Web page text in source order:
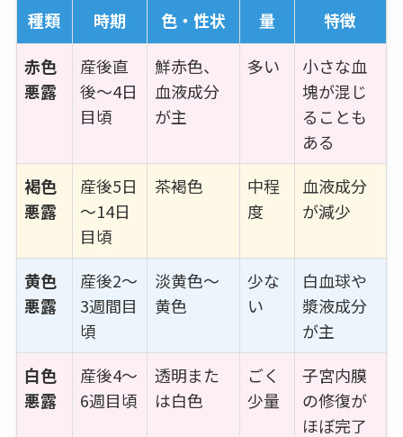
種類 時期 色・性状 量
特徴
赤色
悪露
産後直
後～4日
目頃
鮮赤色、
血液成分
が主
多い
小さな血
塊が混じ
ることも
ある
褐色
悪露
産後5日
～14日
目頃
茶褐色
中程
度
血液成分
が減少
黄色
悪露
産後2～
3週間目
頃
淡黄色～
黄色
少な
い
白血球や
漿液成分
が主
白色
悪露
産後4～
6週目頃
透明また
は白色
ごく
少量
子宮内膜
の修復が
ほぼ完了